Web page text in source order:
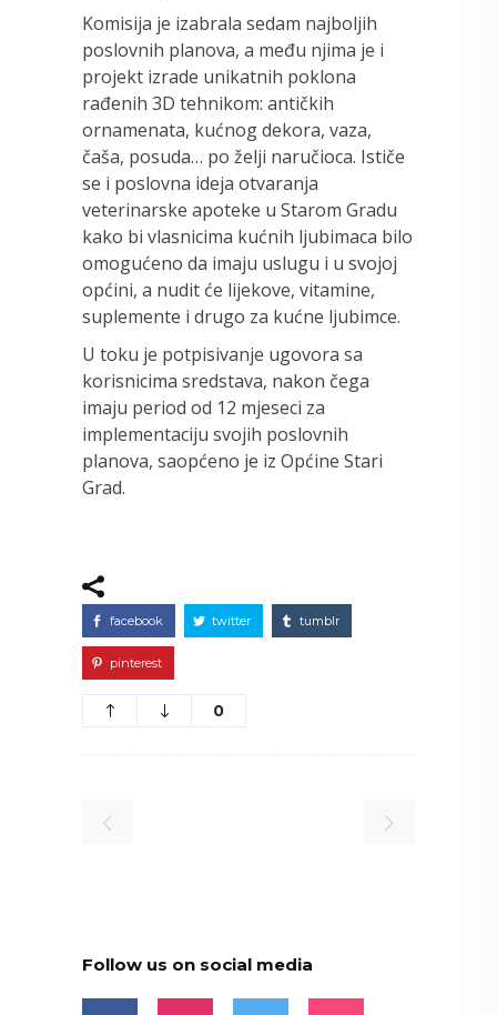
Komisija je izabrala sedam najboljih
poslovnih planova, a među njima je i
projekt izrade unikatnih poklona
rađenih 3D tehnikom: antičkih
ornamenata, kućnog dekora, vaza,
čaša, posuda… po želji naručioca. Ističe
se i poslovna ideja otvaranja
veterinarske apoteke u Starom Gradu
kako bi vlasnicima kućnih ljubimaca bilo
omogućeno da imaju uslugu i u svojoj
općini, a nudit će lijekove, vitamine,
suplemente i drugo za kućne ljubimce.
U toku je potpisivanje ugovora sa
korisnicima sredstava, nakon čega
imaju period od 12 mjeseci za
implementaciju svojih poslovnih
planova, saopćeno je iz Općine Stari
Grad.
facebook twitter tumblr
pinterest
0
Follow us on social media